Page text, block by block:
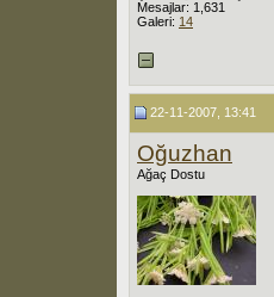
Mesajlar: 1,631
Galeri: 14
22-11-2007, 13:41
Oğuzhan
Ağaç Dostu